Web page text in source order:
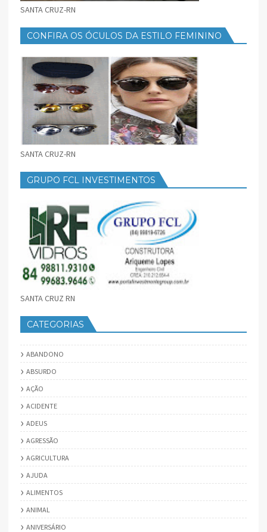
SANTA CRUZ-RN
CONFIRA OS ÓCULOS DA ESTILO FEMININO
SANTA CRUZ-RN
GRUPO FCL INVESTIMENTOS
SANTA CRUZ RN
CATEGORIAS
ABANDONO
ABSURDO
AÇÃO
ACIDENTE
ADEUS
AGRESSÃO
AGRICULTURA
AJUDA
ALIMENTOS
ANIMAL
ANIVERSÁRIO